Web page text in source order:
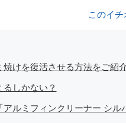
このイ
けを復活させる方法をご紹介
しかない？
ルミフィンクリーナー シル